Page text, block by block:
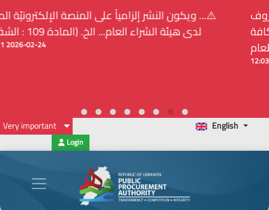
⚠️... ويكون النشر إلزامياً على المنصة الإلكترونيّة المركزيّة
لدى هيئة الشراء العام... الخ. (المادة 109 : الشفافية)
2026-02-24 13:48:11
Very important English
Login